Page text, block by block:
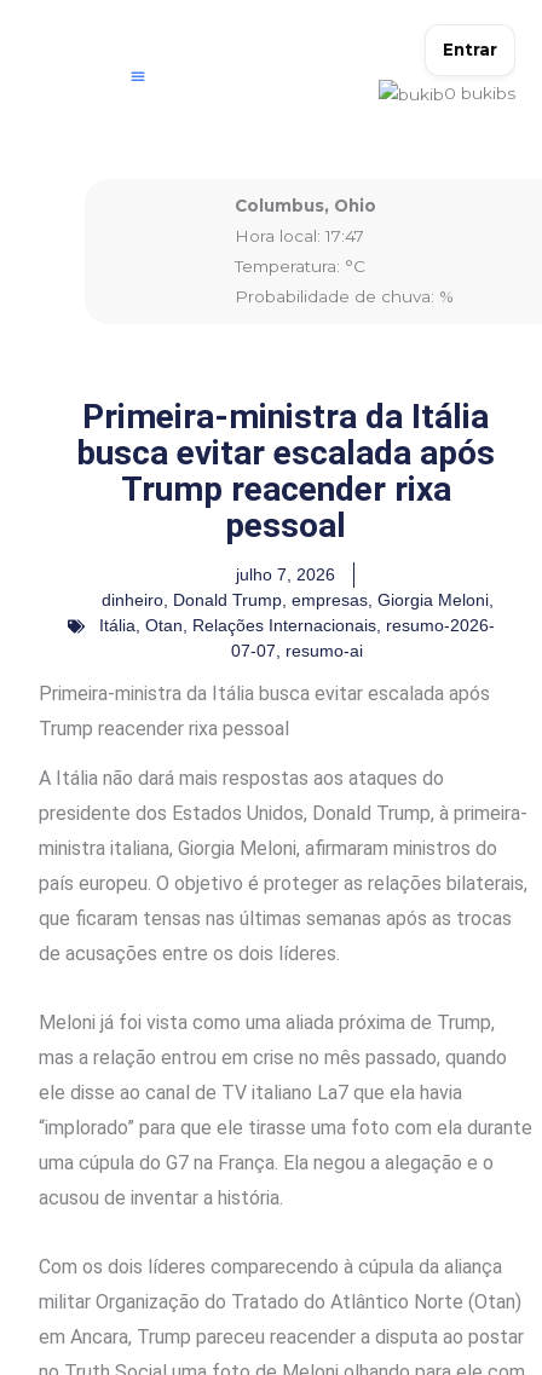
Entrar
0 bukibs
Columbus, Ohio
Hora local: 17:47
Temperatura: °C
Probabilidade de chuva: %
Primeira-ministra da Itália
busca evitar escalada após
Trump reacender rixa
pessoal
julho 7, 2026
dinheiro, Donald Trump, empresas, Giorgia Meloni,
Itália, Otan, Relações Internacionais, resumo-2026-
07-07, resumo-ai
Primeira-ministra da Itália busca evitar escalada após
Trump reacender rixa pessoal
A Itália não dará mais respostas aos ataques do
presidente dos Estados Unidos, Donald Trump, à primeira-
ministra italiana, Giorgia Meloni, afirmaram ministros do
país europeu. O objetivo é proteger as relações bilaterais,
que ficaram tensas nas últimas semanas após as trocas
de acusações entre os dois líderes.
Meloni já foi vista como uma aliada próxima de Trump,
mas a relação entrou em crise no mês passado, quando
ele disse ao canal de TV italiano La7 que ela havia
“implorado” para que ele tirasse uma foto com ela durante
uma cúpula do G7 na França. Ela negou a alegação e o
acusou de inventar a história.
Com os dois líderes comparecendo à cúpula da aliança
militar Organização do Tratado do Atlântico Norte (Otan)
em Ancara, Trump pareceu reacender a disputa ao postar